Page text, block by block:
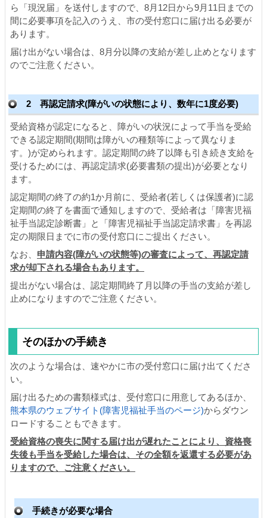
ら「現況届」を送付しますので、8月12日から9月11日までの
間に必要事項を記入のうえ、市の受付窓口に届け出る必要が
あります。
届け出がない場合は、8月分以降の支給が差し止めとなります
のでご注意ください。
2 再認定請求(障がいの状態により、数年に1度必要)
受給資格が認定になると、障がいの状況によって手当を受給
できる認定期間(期間は障がいの種類等によって異なりま
す。)が定められます。認定期間の終了以降も引き続き支給を
受けるためには、再認定請求(必要書類の提出)が必要となり
ます。
認定期間の終了の約1か月前に、受給者(若しくは保護者)に認
定期間の終了を書面で通知しますので、受給者は「障害児福
祉手当認定診断書」と「障害児福祉手当認定請求書」を再認
定の期限日までに市の受付窓口にご提出ください。
なお、 申請内容(障がいの状態等)の審査によって、再認定請
求が却下される場合もあります。
提出がない場合は、認定期間終了月以降の手当の支給が差し
止めになりますのでご注意ください。
そのほかの手続き
次のような場合は、速やかに市の受付窓口に届け出てくださ
い。
届け出るための書類様式は、受付窓口に用意してあるほか、
熊本県のウェブサイト(障害児福祉手当のページ)からダウン
ロードすることもできます。
受給資格の喪失に関する届け出が遅れたことにより、資格喪
失後も手当を受給した場合は、その全額を返還する必要があ
りますので、ご注意ください。
手続きが必要な場合